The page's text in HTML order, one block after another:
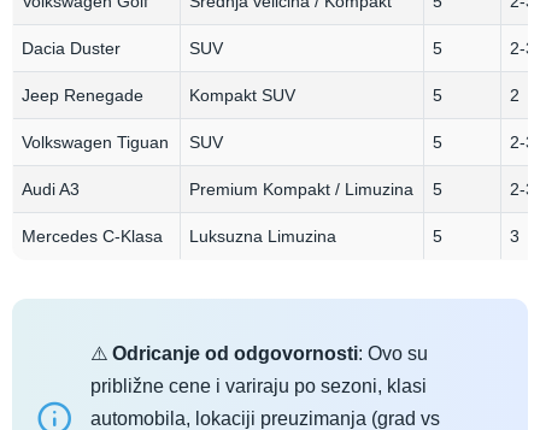
Dacia Duster SUV 5 2-3
Jeep Renegade Kompakt SUV 5 2
Volkswagen Tiguan SUV 5 2-3
Audi A3 Premium Kompakt / Limuzina 5 2-3
Mercedes C-Klasa Luksuzna Limuzina 5 3
⚠️ Odricanje od odgovornosti: Ovo su
približne cene i variraju po sezoni, klasi
automobila, lokaciji preuzimanja (grad vs